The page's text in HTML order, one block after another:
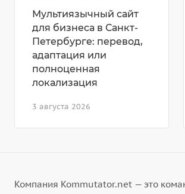
3 августа 2026
Мультиязычный сайт
для бизнеса в Санкт-
Петербурге: перевод,
адаптация или
полноценная
локализация
Компания Kommutator.net — это